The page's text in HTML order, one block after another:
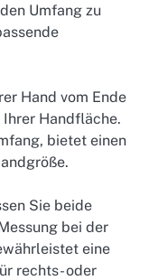
Umfang zu
Hand vom Ende
Handfläche.
bietet einen
Sie beide
bei der
eine
rechts- oder